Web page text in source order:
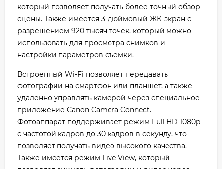
который позволяет получать более точный обзор
сцены. Также имеется 3-дюймовый ЖК-экран с
разрешением 920 тысяч точек, который можно
использовать для просмотра снимков и
настройки параметров съемки.
Встроенный Wi-Fi позволяет передавать
фотографии на смартфон или планшет, а также
удаленно управлять камерой через специальное
приложение Canon Camera Connect.
Фотоаппарат поддерживает режим Full HD 1080p
с частотой кадров до 30 кадров в секунду, что
позволяет получать видео высокого качества.
Также имеется режим Live View, который